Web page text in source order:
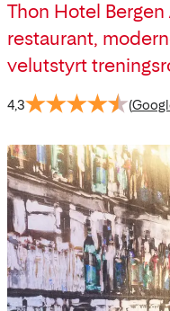
Thon Hotel
restaurant,
velutstyrt
4,3 (